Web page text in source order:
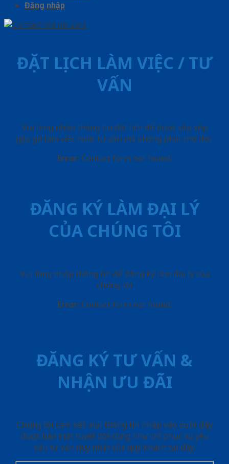
Đăng nhập
ĐẶT LỊCH LÀM VIỆC / TƯ
VẤN
Vui lòng nhập thông tin đặt lịch để được sắp xếp
gặp gỡ làm việc hoăc tư vấn mà không phải chờ đợi.
Error: Contact form not found.
ĐĂNG KÝ LÀM ĐẠI LÝ
CỦA CHÚNG TÔI
Vui lòng nhập thông tin để đăng ký làm đại lý của
chúng tôi
Error: Contact form not found.
ĐĂNG KÝ TƯ VẤN &
NHẬN ƯU ĐÃI
Chúng tôi cam kết mọi thông tin nhập vào dưới đây
được bảo mật tuyệt đối cũng như chỉ phục vụ yêu
cầu tư vấn duy nhất của quý khách tại đây.